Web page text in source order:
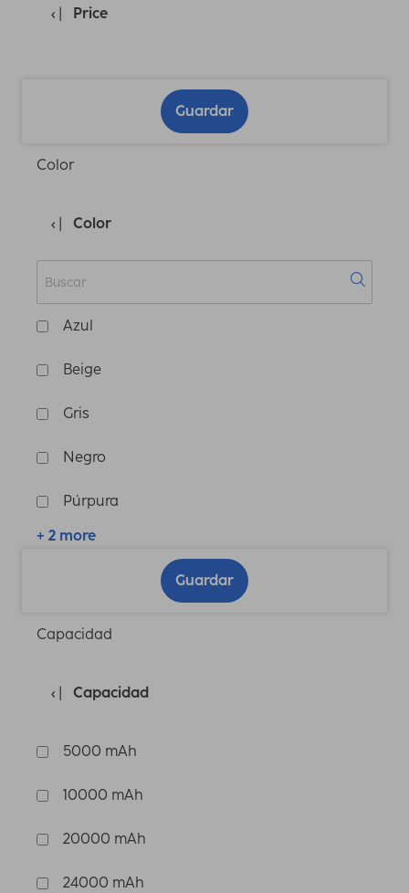
Price
Guardar
Color
Color
Azul
Beige
Gris
Negro
Púrpura
+ 2 more
Guardar
Capacidad
Capacidad
5000 mAh
10000 mAh
20000 mAh
24000 mAh